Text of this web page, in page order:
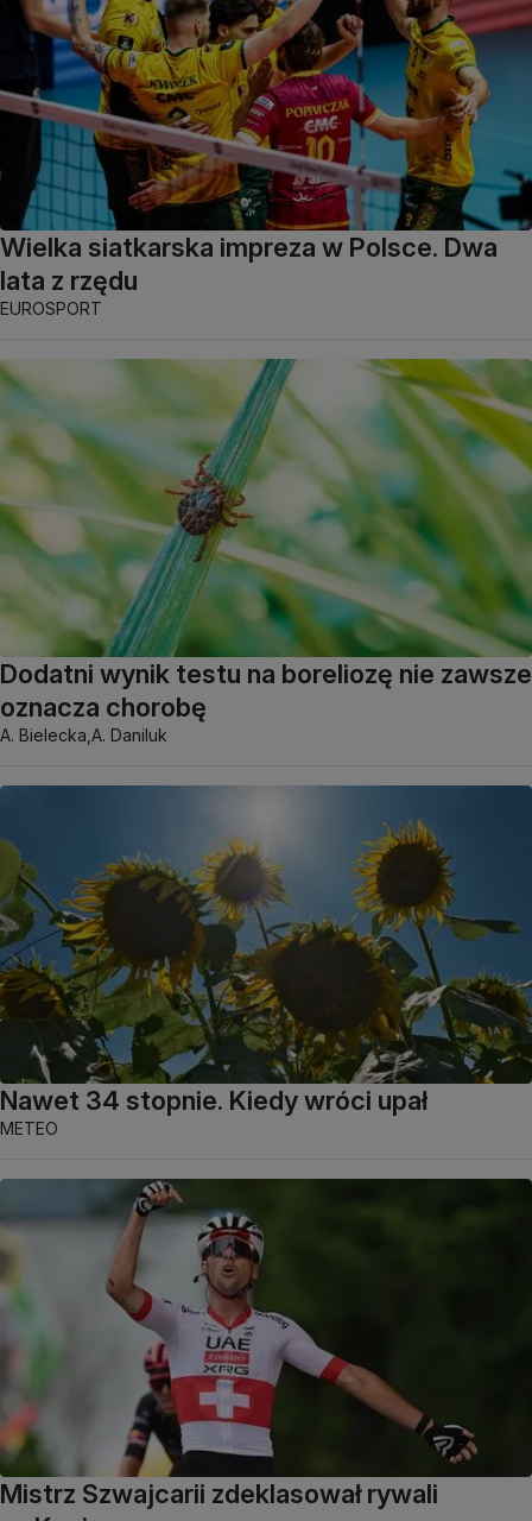
Wielka siatkarska impreza w Polsce. Dwa
lata z rzędu
EUROSPORT
Dodatni wynik testu na boreliozę nie zawsze
oznacza chorobę
A. Bielecka, A. Daniluk
Nawet 34 stopnie. Kiedy wróci upał
METEO
Mistrz Szwajcarii zdeklasował rywali